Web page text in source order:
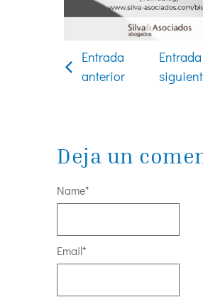
Entrada
anterior
Entrada
Deja un
Name*
Email*